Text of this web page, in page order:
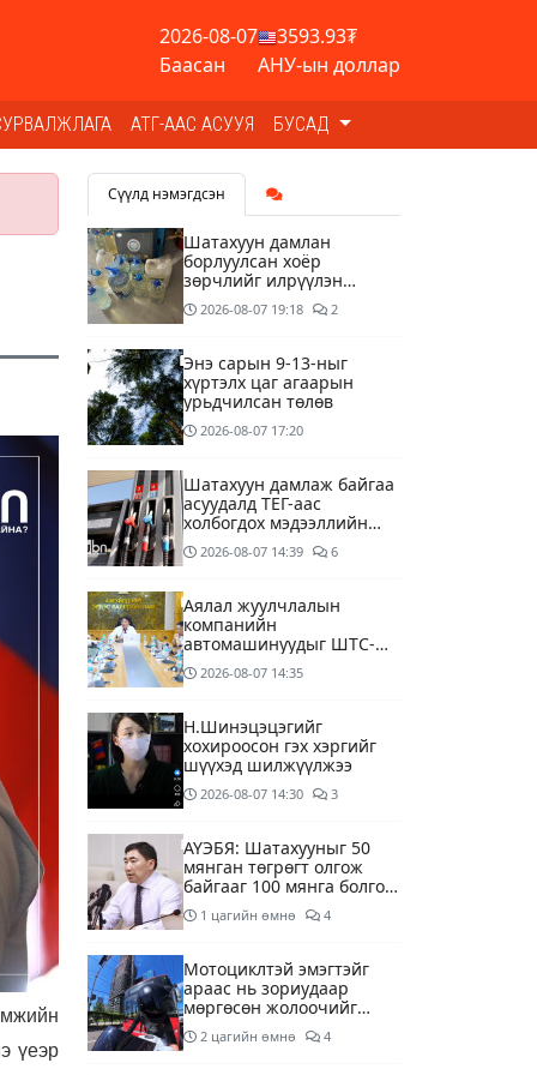
2026-08-07
Баасан
3593.93₮
АНУ-ын доллар
АТГ-ААС АСУУЯ БУСАД
үеэр
Сүүлд нэмэгдсэн
Шатахуун дамлан
борлуулсан хоёр
зөрчлийг илрүүлэн
шалгаж байна
2026-08-07 19:18 2
Энэ сарын 9-13-ныг
хүртэлх цаг агаарын
урьдчилсан төлөв
2026-08-07 17:20
Шатахуун дамлаж байгаа
асуудалд ТЕГ-аас
холбогдох мэдээллийн
дагуу шалгалтын
ажиллагааг эрчимжүүлж
2026-08-07 14:39 6
Аялал жуулчлалын
компанийн
автомашинуудыг ШТС-
ууд хязгаарлалтгүйгээр
шатахуун олгох
2026-08-07 14:35
Н.Шинэцэцэгийг
хохироосон гэх хэргийг
шүүхэд шилжүүлжээ
2026-08-07 14:30 3
АҮЭБЯ: Шатахууныг 50
мянган төгрөгт олгож
байгааг 100 мянга болгож
нэмэгдүүлэхээр ажиллаж
байна
1 цагийн өмнө 4
Мотоциклтэй эмэгтэйг
араас нь зориудаар
мөргөсөн жолоочийг
ажлаас нь чөлөөлжээ
2 цагийн өмнө 4